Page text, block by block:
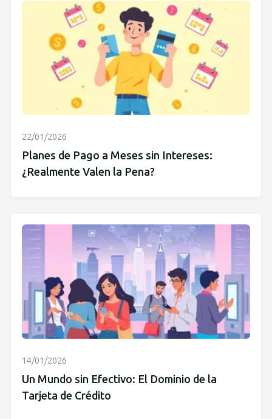
22/01/2026
Planes de Pago a Meses sin Intereses:
¿Realmente Valen la Pena?
14/01/2026
Un Mundo sin Efectivo: El Dominio de la
Tarjeta de Crédito